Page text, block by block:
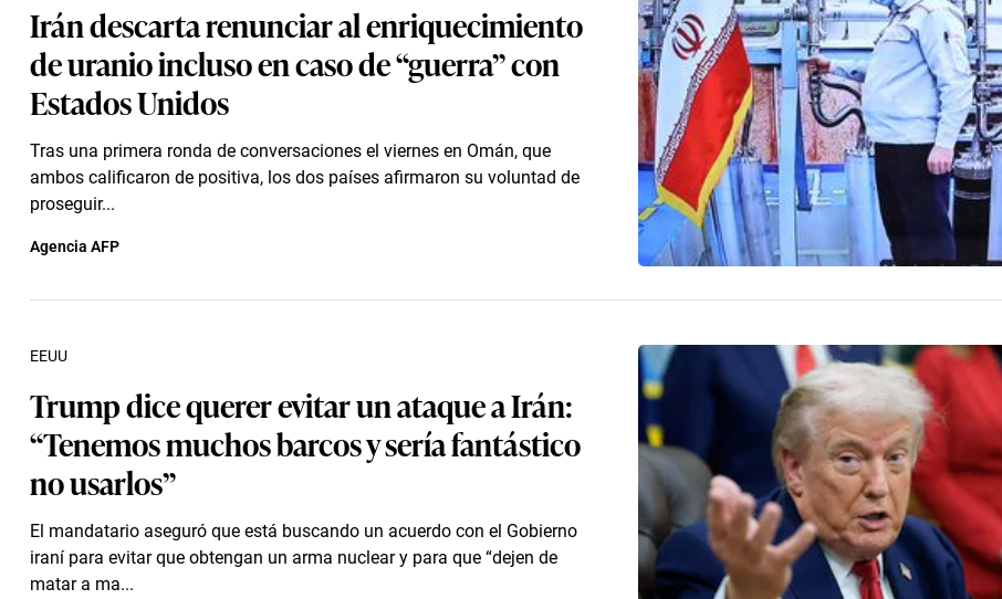
Irán descarta renunciar al enriquecimiento
de uranio incluso en caso de “guerra” con
Estados Unidos
Tras una primera ronda de conversaciones el viernes en Omán, que
ambos calificaron de positiva, los dos países afirmaron su voluntad de
proseguir...
Agencia AFP
Trump dice querer evitar un ataque a Irán:
“Tenemos muchos barcos y sería fantástico
no usarlos”
El mandatario aseguró que está buscando un acuerdo con el Gobierno
iraní para evitar que obtengan un arma nuclear y para que “dejen de
matar a ma...
EEUU